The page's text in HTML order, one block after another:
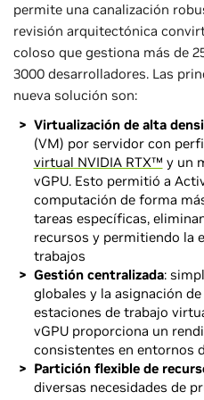
permite una canalización
revisión arquitectónica
coloso que gestiona más de
3000 desarrolladores. Las
nueva solución son:
Virtualización de alta
(VM) por servidor con
virtual NVIDIA RTX™ y un
vGPU. Esto permitió a
computación de forma
tareas específicas,
recursos y permitiendo la
trabajos
Gestión centralizada:
globales y la asignación
estaciones de trabajo
vGPU proporciona un
consistentes en entornos
Partición flexible de
diversas necesidades de